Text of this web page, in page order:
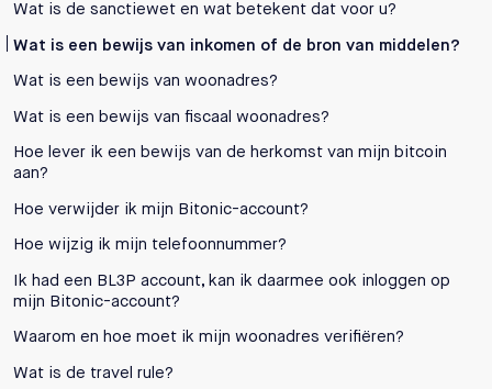
Wat is de sanctiewet en wat betekent dat voor u?
Wat is een bewijs van inkomen of de bron van middelen?
Wat is een bewijs van woonadres?
Wat is een bewijs van fiscaal woonadres?
Hoe lever ik een bewijs van de herkomst van mijn bitcoin
aan?
Hoe verwijder ik mijn Bitonic-account?
Hoe wijzig ik mijn telefoonnummer?
Ik had een BL3P account, kan ik daarmee ook inloggen op
mijn Bitonic-account?
Waarom en hoe moet ik mijn woonadres verifiëren?
Wat is de travel rule?